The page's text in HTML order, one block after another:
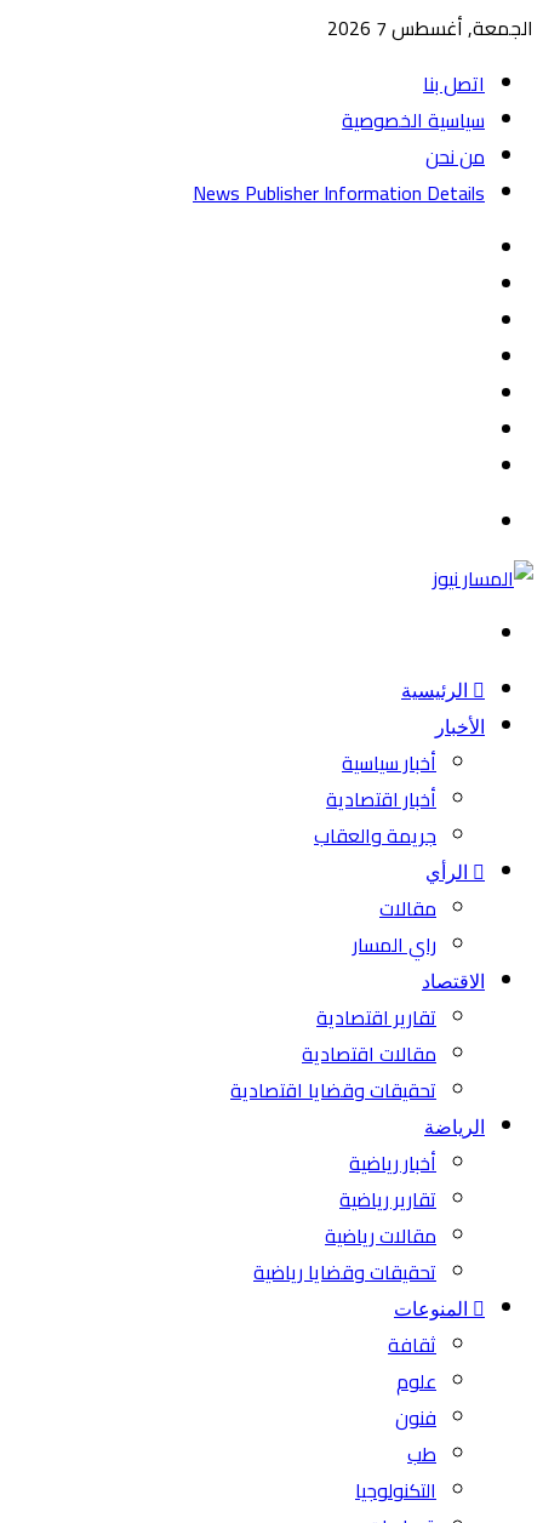
الجمعة, أغسطس 7 2026
اتصل بنا
سياسية الخصوصية
من نحن
News Publisher Information Details
الرئيسية
الأخبار
أخبار سياسية
أخبار اقتصادية
جريمة والعقاب
الرأي
مقالات
راي المسار
الاقتصاد
تقارير اقتصادية
مقالات اقتصادية
تحقيقات وقضايا اقتصادية
الرياضة
أخبار رياضية
تقارير رياضية
مقالات رياضية
تحقيقات وقضايا رياضية
المنوعات
ثقافة
علوم
فنون
طب
التكنولوجيا